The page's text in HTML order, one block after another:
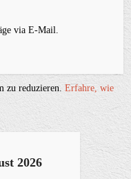
via E-Mail.
zu reduzieren.Erfahre, wie
2026